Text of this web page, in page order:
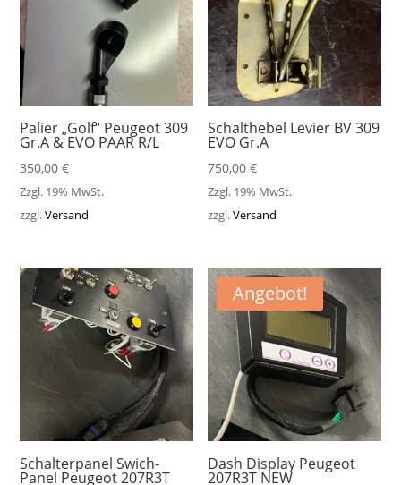
Palier „Golf“ Peugeot 309
Gr.A & EVO PAAR R/L
350,00€
Zzgl. 19% MwSt.
zzgl.Versand
Schalthebel Levier BV 309
EVO Gr.A
750,00€
Zzgl. 19% MwSt.
zzgl.Versand
Schalterpanel Swich-
Panel Peugeot 207R3T
Angebot!
Dash Display Peugeot
207R3T NEW